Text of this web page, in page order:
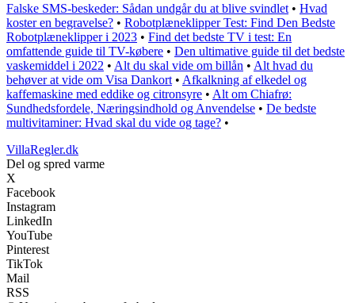
Falske SMS-beskeder: Sådan undgår du at blive svindlet • Hvad
koster en begravelse? • Robotplæneklipper Test: Find Den Bedste
Robotplæneklipper i 2023 • Find det bedste TV i test: En
omfattende guide til TV-købere • Den ultimative guide til det bedste
vaskemiddel i 2022 • Alt du skal vide om billån • Alt hvad du
behøver at vide om Visa Dankort • Afkalkning af elkedel og
kaffemaskine med eddike og citronsyre • Alt om Chiafrø:
Sundhedsfordele, Næringsindhold og Anvendelse • De bedste
multivitaminer: Hvad skal du vide og tage? •
VillaRegler.dk
Del og spred varme
X
Facebook
Instagram
LinkedIn
YouTube
Pinterest
TikTok
Mail
RSS